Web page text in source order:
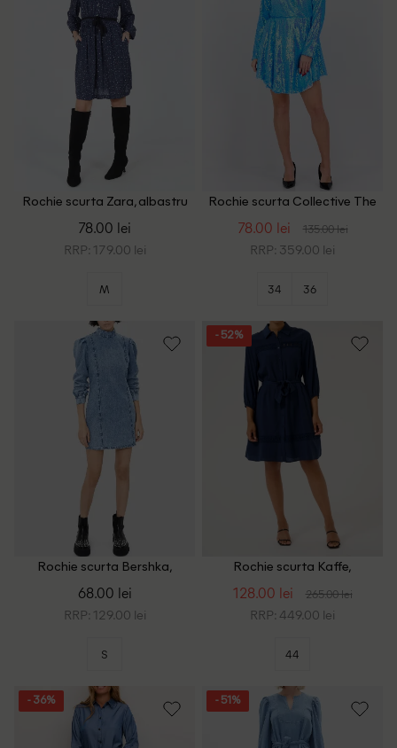
Rochie scurta Zara, albastru
78.00 lei
RRP: 179.00 lei
M
Rochie scurta Collective The
78.00 lei 135.00 lei
RRP: 359.00 lei
34 36
Rochie scurta Bershka,
68.00 lei
RRP: 129.00 lei
S
- 52%
Rochie scurta Kaffe,
128.00 lei 265.00 lei
RRP: 449.00 lei
44
- 36% - 51%